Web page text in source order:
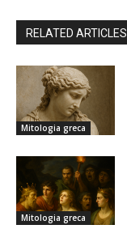
RELATED ARTICLES
Mitologia greca
Mitologia greca